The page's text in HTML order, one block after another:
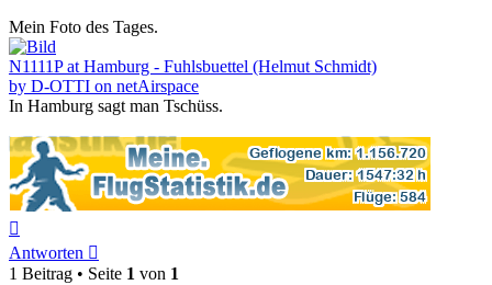
Mein Foto des Tages.
N1111P at Hamburg - Fuhlsbuettel (Helmut Schmidt)
by D-OTTI on netAirspace
In Hamburg sagt man Tschüss.
oben
Antworten
1 Beitrag • Seite 1 von 1